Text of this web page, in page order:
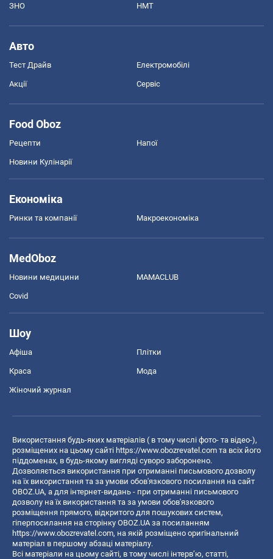
ЗНО НМТ
Авто
Тест Драйв Електромобілі
Акції Сервіс
Food Oboz
Рецепти Напої
Новини Кулінарії
Економіка
Ринки та компанії Макроекономіка
MedOboz
Новини медицини MAMACLUB
Covid
Шоу
Афіша Плітки
Краса Мода
Жіночий журнал
Використання будь-яких матеріалів ( в тому числі фото- та відео-),
розміщених на цьому сайті https://www.obozrevatel.com та всіх його
піддоменах, в будь-якому вигляді суворо заборонено.
Дозволяється використання при отриманні письмового дозволу
на їх використання та за умови обов'язкового посилання на сайт
OBOZ.UA, а для інтернет-видань - при отриманні письмового
дозволу на їх використання та за умови обов'язкового
розміщення прямого, відкритого для пошукових систем,
гіперпосилання на сторінку OBOZ.UA за посиланням
https://www.obozrevatel.com, на якій розміщено оригінальний
матеріал в першому абзаці матеріалу.
Всі матеріали на цьому сайті, в тому числі інтерв’ю, статті,